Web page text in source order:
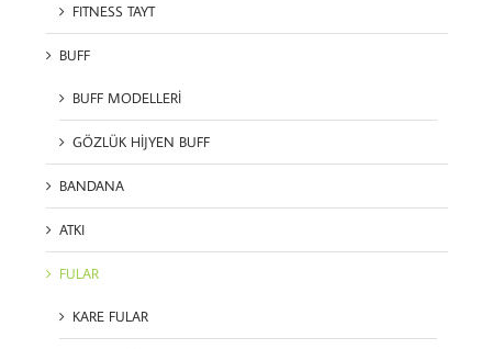
FITNESS TAYT
BUFF
BUFF MODELLERİ
GÖZLÜK HİJYEN BUFF
BANDANA
ATKI
FULAR
KARE FULAR